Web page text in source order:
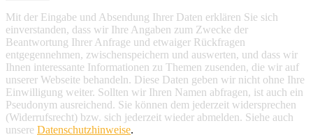
Mit der Eingabe und Absendung Ihrer Daten erklären Sie sich
einverstanden, dass wir Ihre Angaben zum Zwecke der
Beantwortung Ihrer Anfrage und etwaiger Rückfragen
entgegennehmen, zwischenspeichern und auswerten, und dass wir
Ihnen interessante Informationen zu Themen zusenden, die wir auf
unserer Webseite behandeln. Diese Daten geben wir nicht ohne Ihre
Einwilligung weiter. Sollten wir Ihren Namen abfragen, ist auch ein
Pseudonym ausreichend. Sie können dem jederzeit widersprechen
(Widerrufsrecht) bzw. sich jederzeit wieder abmelden. Siehe auch
unsere Datenschutzhinweise.